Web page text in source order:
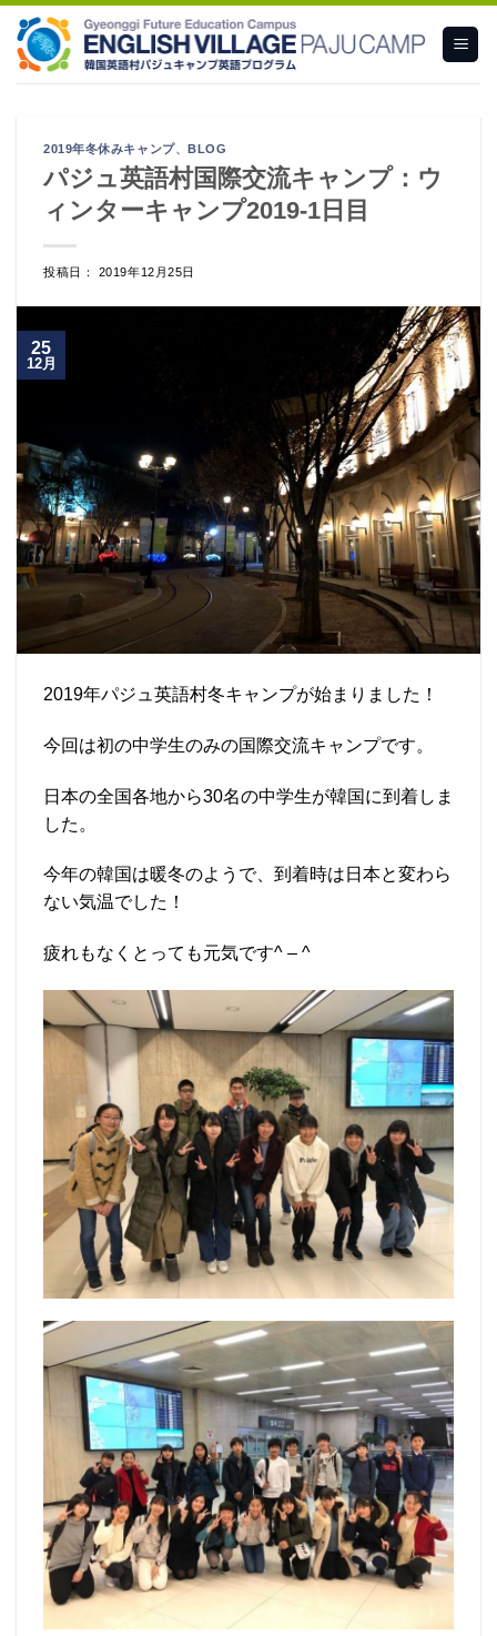
content
2019年冬休みキャンプ、BLOG
パジュ英語村国際交流キャンプ：ウ
ィンターキャンプ2019-1日目
投稿日： 2019年12月25日
25
12月
2019年パジュ英語村冬キャンプが始まりました！
今回は初の中学生のみの国際交流キャンプです。
日本の全国各地から30名の中学生が韓国に到着しま
した。
今年の韓国は暖冬のようで、到着時は日本と変わら
ない気温でした！
疲れもなくとっても元気です^ – ^